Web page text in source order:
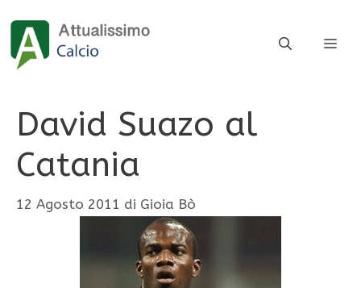
contenuto
David Suazo al
Catania
12 Agosto 2011 di Gioia Bò